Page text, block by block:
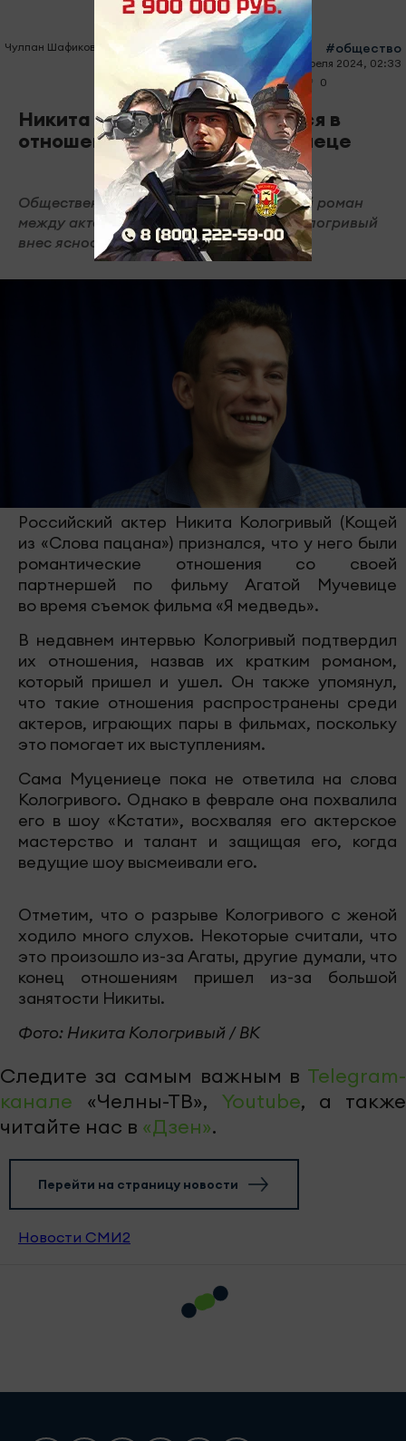
Чулпан Шафикова #общество
15 апреля 2024, 02:33
1226
0 0
Никита Кологривый признался в
отношениях с Агатой Муцениеце
Общественность обсуждала возможный роман
между актерами, однако, только сам Кологривый
внес ясность.
Российский актер Никита Кологривый (Кощей
из «Слова пацана») признался, что у него были
романтические отношения со своей
партнершей по фильму Агатой Мучевице
во время съемок фильма «Я медведь».
В недавнем интервью Кологривый подтвердил
их отношения, назвав их кратким романом,
который пришел и ушел. Он также упомянул,
что такие отношения распространены среди
актеров, играющих пары в фильмах, поскольку
это помогает их выступлениям.
Сама Муцениеце пока не ответила на слова
Кологривого. Однако в феврале она похвалила
его в шоу «Кстати», восхваляя его актерское
мастерство и талант и защищая его, когда
ведущие шоу высмеивали его.
Отметим, что о разрыве Кологривого с женой
ходило много слухов. Некоторые считали, что
это произошло из-за Агаты, другие думали, что
конец отношениям пришел из-за большой
занятости Никиты.
Фото: Никита Кологривый / ВК
Следите за самым важным в Telegram-
канале «Челны-ТВ», Youtube, а также
читайте нас в «Дзен».
Перейти на страницу новости
Новости СМИ2